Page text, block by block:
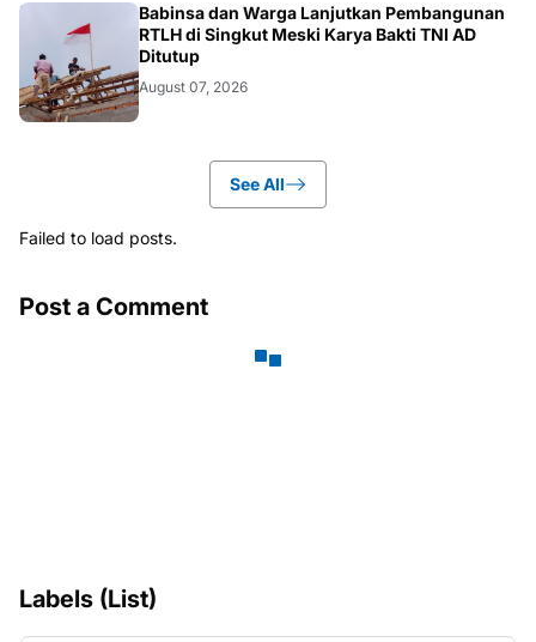
BERITA
Babinsa dan Warga Lanjutkan Pembangunan
RTLH di Singkut Meski Karya Bakti TNI AD
Ditutup
August 07, 2026
See All
Failed to load posts.
Post a Comment
Labels (List)